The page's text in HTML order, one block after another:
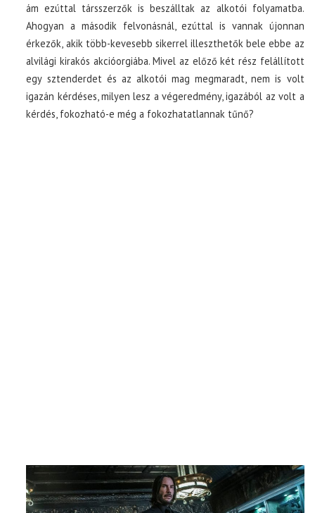
ám ezúttal társszerzők is beszálltak az alkotói folyamatba.
Ahogyan a második felvonásnál, ezúttal is vannak újonnan
érkezők, akik több-kevesebb sikerrel illeszthetők bele ebbe az
alvilági kirakós akcióorgiába. Mivel az előző két rész felállított
egy sztenderdet és az alkotói mag megmaradt, nem is volt
igazán kérdéses, milyen lesz a végeredmény, igazából az volt a
kérdés, fokozható-e még a fokozhatatlannak tűnő?